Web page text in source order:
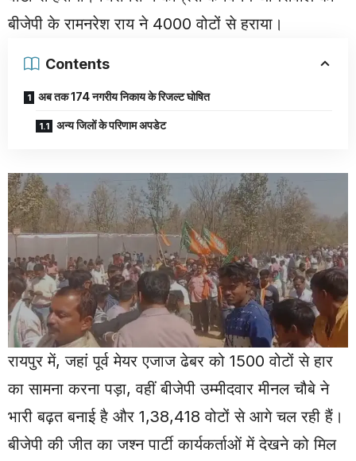
बीजेपी के रामनरेश राय ने 4000 वोटों से हराया।
Contents
अब तक 174 नगरीय निकाय के रिजल्ट घोषित
अन्य जिलों के परिणाम अपडेट
रायपुर में, जहां पूर्व मेयर एजाज ढेबर को 1500 वोटों से हार
का सामना करना पड़ा, वहीं बीजेपी उम्मीदवार मीनल चौबे ने
भारी बढ़त बनाई है और 1,38,418 वोटों से आगे चल रही हैं।
बीजेपी की जीत का जश्न पार्टी कार्यकर्ताओं में देखने को मिल